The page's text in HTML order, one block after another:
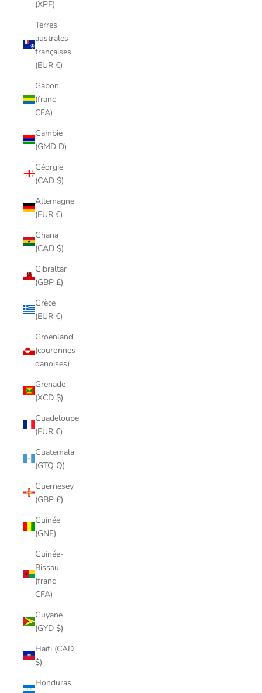
(XPF)
Terres
australes
françaises
(EUR €)
Gabon
(franc
CFA)
Gambie
(GMD D)
Géorgie
(CAD $)
Allemagne
(EUR €)
Ghana
(CAD $)
Gibraltar
(GBP £)
Grèce
(EUR €)
Groenland
(couronnes
danoises)
Grenade
(XCD $)
Guadeloupe
(EUR €)
Guatemala
(GTQ Q)
Guernesey
(GBP £)
Guinée
(GNF)
Guinée-
Bissau
(franc
CFA)
Guyane
(GYD $)
Haïti (CAD
$)
Honduras